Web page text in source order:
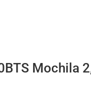
Mochila